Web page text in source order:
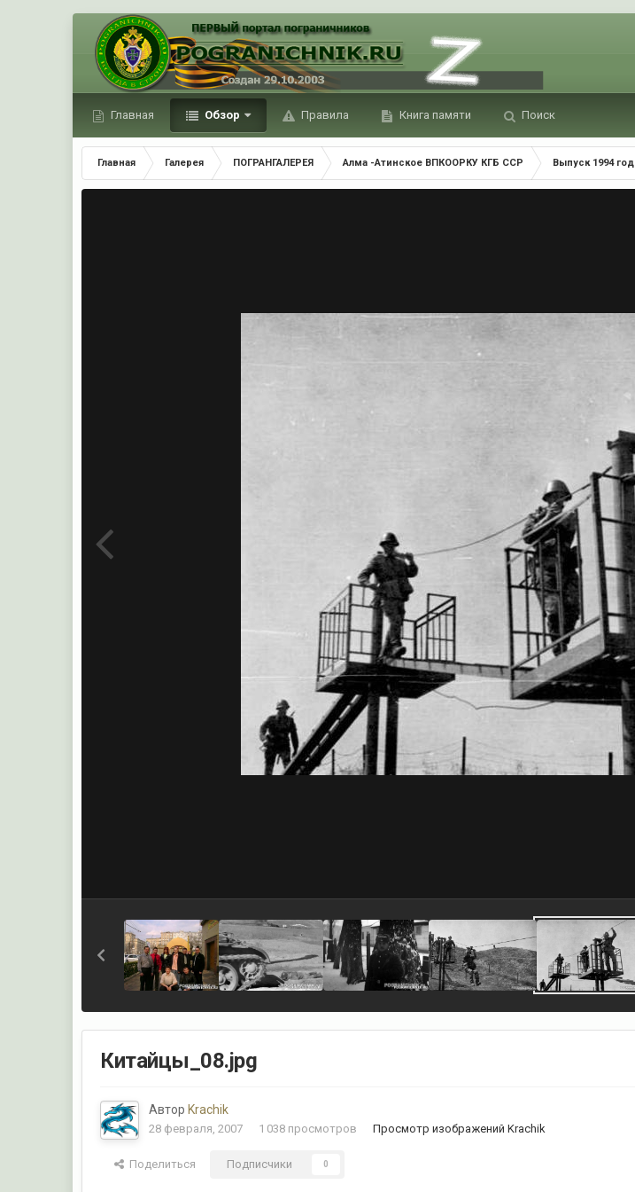
Главная Обзор Правила Книга памяти Поиск
Главная Галерея ПОГРАНГАЛЕРЕЯ Алма -Атинское ВПКООРКУ КГБ ССР Выпуск 1994 год
Китайцы_08.jpg
Автор Krachik
28 февраля, 2007 1 038 просмотров Просмотр изображений Krachik
Поделиться Подписчики 0